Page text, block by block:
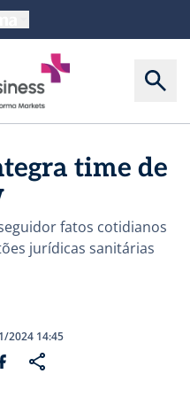
time de
fatos cotidianos
jurídicas sanitárias
2024 14:45